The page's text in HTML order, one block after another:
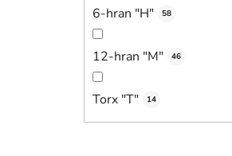
6-hran "H" 58
12-hran "M" 46
Torx "T" 14